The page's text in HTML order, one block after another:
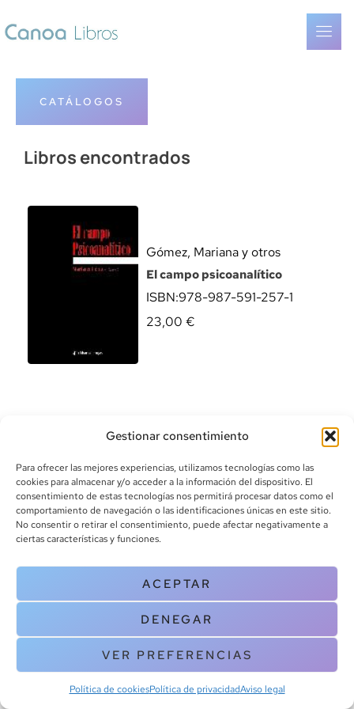
Gestionar consentimiento
Para ofrecer las mejores experiencias, utilizamos tecnologías como las
cookies para almacenar y/o acceder a la información del dispositivo. El
consentimiento de estas tecnologías nos permitirá procesar datos como el
comportamiento de navegación o las identificaciones únicas en este sitio.
No consentir o retirar el consentimiento, puede afectar negativamente a
ciertas características y funciones.
ACEPTAR
DENEGAR
VER PREFERENCIAS
Política de cookiesPolítica de privacidadAviso legal
CATÁLOGOS
Libros encontrados
Gómez, Mariana y otros
El campo psicoanalítico
ISBN:978-987-591-257-1
23,00 €
info@canoalibros.com
pedidos@canoalibros.com
+34 934 242 391
CONTACTO
Copyright © 2025 Canoa Libros. All Rights Reserved |
cookies
| Aviso legal